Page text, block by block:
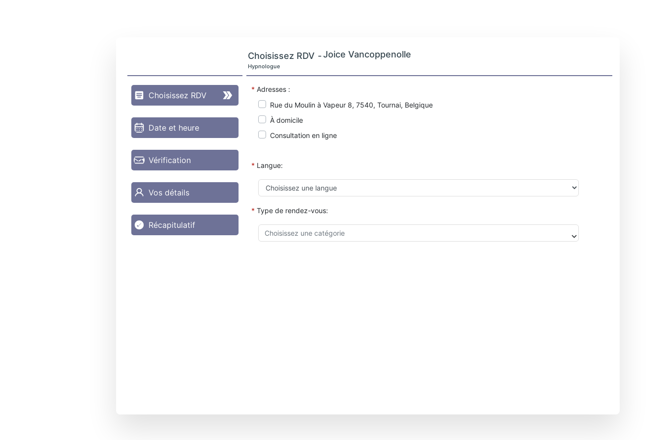
Choisissez RDV
Date et heure
Vérification
Vos détails
Récapitulatif
Choisissez RDV -Joice Vancoppenolle
Hypnologue
* Adresses :
Rue du Moulin à Vapeur 8, 7540, Tournai, Belgique
À domicile
Consultation en ligne
* Langue:
* Type de rendez-vous: